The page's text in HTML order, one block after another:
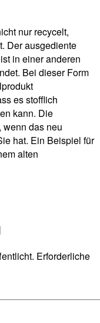
nur recycelt,
Der ausgediente
in einer anderen
Bei dieser Form
es stofflich
kann. Die
wenn das neu
hat. Ein Beispiel für
alten
Erforderliche